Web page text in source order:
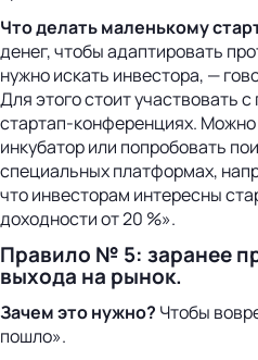
Что делать маленькому
денег, чтобы адаптировать
нужно искать инвестора, —
Для этого стоит участвовать
стартап-конференциях. Можно
инкубатор или попробовать
специальных платформах,
что инвесторам интересны
доходности от 20 %».
Правило № 5: заранее
выхода на рынок.
Зачем это нужно? Чтобы
пошло».